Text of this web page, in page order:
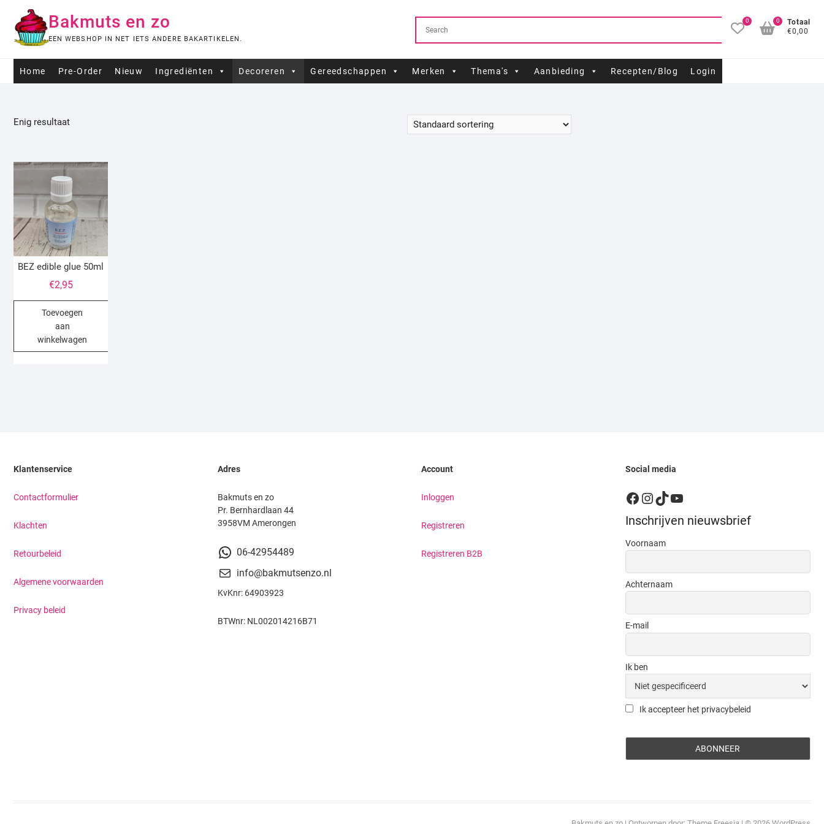
naar
Bakmuts en zo
EEN WEBSHOP IN NET IETS ANDERE BAKARTIKELEN.
0
Totaal
€0,00
0
Home Pre-Order Nieuw Ingrediënten Decoreren Gereedschappen Merken Thema's Aanbieding Recepten/Blog Login
Enig resultaat
BEZ edible glue 50ml
€2,95
Toevoegen
aan
winkelwagen
Klantenservice
Contactformulier
Klachten
Retourbeleid
Algemene voorwaarden
Privacy beleid
Adres
Bakmuts en zo
Pr. Bernhardlaan 44
3958VM Amerongen
06-42954489
info@bakmutsenzo.nl
KvKnr: 64903923
BTWnr: NL002014216B71
Account
Inloggen
Registreren
Registreren B2B
Social media
Facebook
Instagram
TikTok
YouTube
Inschrijven nieuwsbrief
Voornaam
Achternaam
E-mail
Ik ben
Ik accepteer het privacybeleid